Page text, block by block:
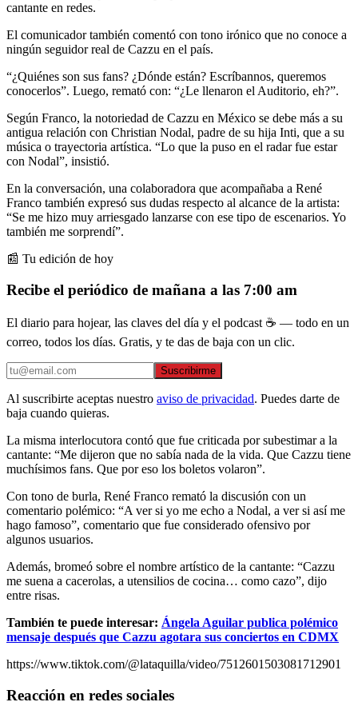
cantante en redes.
El comunicador también comentó con tono irónico que no conoce a
ningún seguidor real de Cazzu en el país.
“¿Quiénes son sus fans? ¿Dónde están? Escríbannos, queremos
conocerlos”. Luego, remató con: “¿Le llenaron el Auditorio, eh?”.
Según Franco, la notoriedad de Cazzu en México se debe más a su
antigua relación con Christian Nodal, padre de su hija Inti, que a su
música o trayectoria artística. “Lo que la puso en el radar fue estar
con Nodal”, insistió.
En la conversación, una colaboradora que acompañaba a René
Franco también expresó sus dudas respecto al alcance de la artista:
“Se me hizo muy arriesgado lanzarse con ese tipo de escenarios. Yo
también me sorprendí”.
📰 Tu edición de hoy
Recibe el periódico de mañana a las 7:00 am
El diario para hojear, las claves del día y el podcast ☕ — todo en un
correo, todos los días. Gratis, y te das de baja con un clic.
Suscribirme
Al suscribirte aceptas nuestro aviso de privacidad. Puedes darte de
baja cuando quieras.
La misma interlocutora contó que fue criticada por subestimar a la
cantante: “Me dijeron que no sabía nada de la vida. Que Cazzu tiene
muchísimos fans. Que por eso los boletos volaron”.
Con tono de burla, René Franco remató la discusión con un
comentario polémico: “A ver si yo me echo a Nodal, a ver si así me
hago famoso”, comentario que fue considerado ofensivo por
algunos usuarios.
Además, bromeó sobre el nombre artístico de la cantante: “Cazzu
me suena a cacerolas, a utensilios de cocina… como cazo”, dijo
entre risas.
También te puede interesar: Ángela Aguilar publica polémico
mensaje después que Cazzu agotara sus conciertos en CDMX
https://www.tiktok.com/@lataquilla/video/7512601503081712901
Reacción en redes sociales